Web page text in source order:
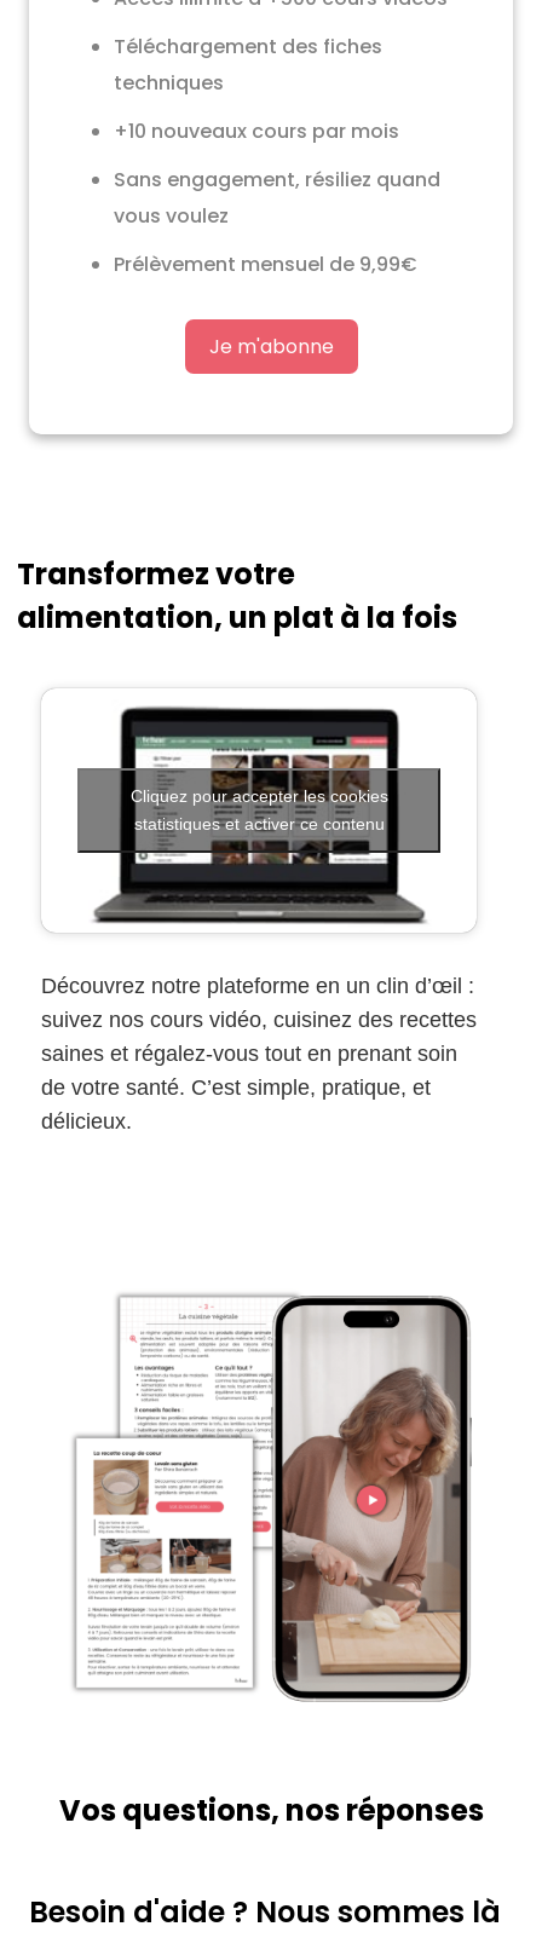
Téléchargement des fiches
techniques
+10 nouveaux cours par mois
Sans engagement, résiliez quand
vous voulez
Prélèvement mensuel de 9,99€
Je m'abonne
Transformez votre
alimentation, un plat à la fois
Cliquez pour accepter les cookies
statistiques et activer ce contenu
Découvrez notre plateforme en un clin d’œil :
suivez nos cours vidéo, cuisinez des recettes
saines et régalez-vous tout en prenant soin
de votre santé. C’est simple, pratique, et
délicieux.
Vos questions, nos réponses
Besoin d'aide ? Nous sommes là